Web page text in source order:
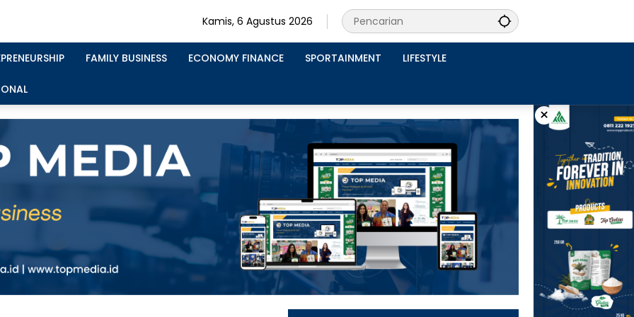
Kamis, 6 Agustus 2026
FAMILY BUSINESS ECONOMY FINANCE SPORTAINMENT LIFESTYLE
×